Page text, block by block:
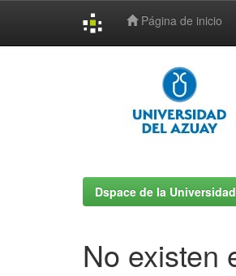
Página de inicio
Dspace de la
No existen